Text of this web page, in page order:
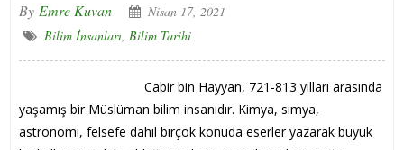
By Emre Kuvan
Nisan 17, 2021
Bilim İnsanları, Bilim Tarihi
Cabir bin Hayyan, 721-813 yılları arasında
yaşamış bir Müslüman bilim insanıdır. Kimya, simya,
astronomi, felsefe dahil birçok konuda eserler yazarak büyük